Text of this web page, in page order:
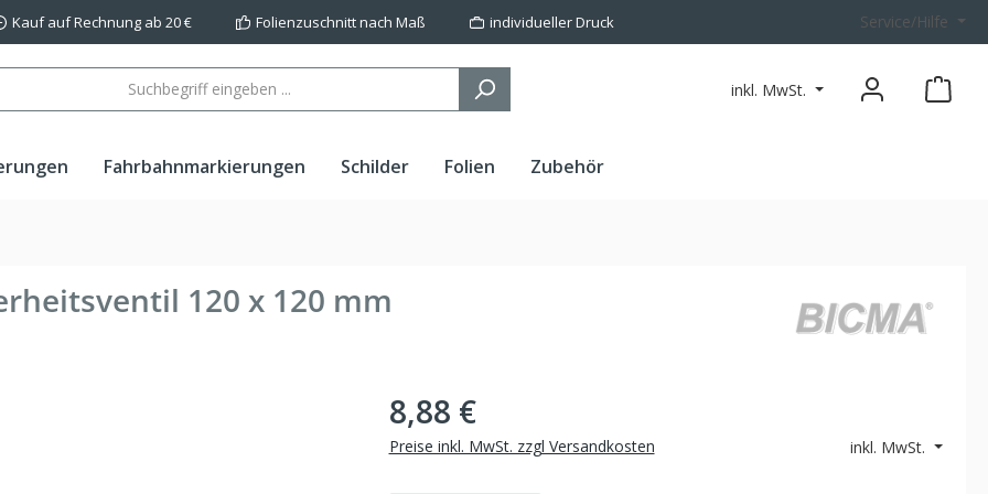
Kauf auf Rechnung ab 20 € Folienzuschnitt nach Maß individueller Druck Service/Hilfe
inkl. MwSt.
Fahrbahnmarkierungen Schilder Folien Zubehör
120 x 120 mm
8,88 €
inkl. MwSt.
Preise inkl. MwSt. zzgl Versandkosten